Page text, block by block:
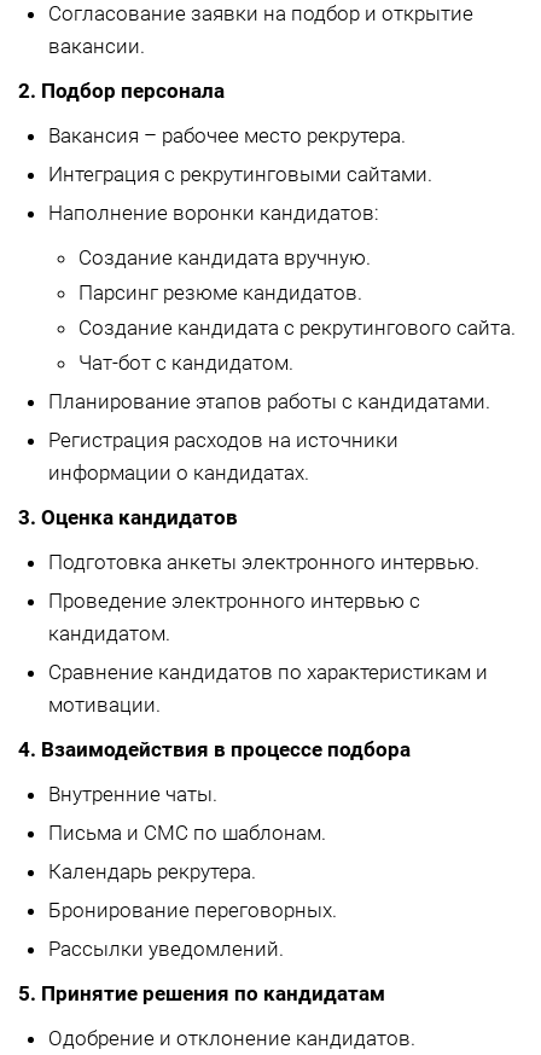
Согласование заявки на подбор и открытие
вакансии.
2. Подбор персонала
Вакансия – рабочее место рекрутера.
Интеграция с рекрутинговыми сайтами.
Наполнение воронки кандидатов:
Создание кандидата вручную.
Парсинг резюме кандидатов.
Создание кандидата с рекрутингового сайта.
Чат-бот с кандидатом.
Планирование этапов работы с кандидатами.
Регистрация расходов на источники
информации о кандидатах.
3. Оценка кандидатов
Подготовка анкеты электронного интервью.
Проведение электронного интервью с
кандидатом.
Сравнение кандидатов по характеристикам и
мотивации.
4. Взаимодействия в процессе подбора
Внутренние чаты.
Письма и СМС по шаблонам.
Календарь рекрутера.
Бронирование переговорных.
Рассылки уведомлений.
5. Принятие решения по кандидатам
Одобрение и отклонение кандидатов.